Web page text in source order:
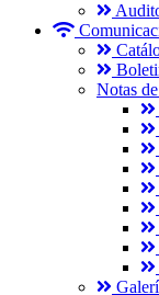
Notas